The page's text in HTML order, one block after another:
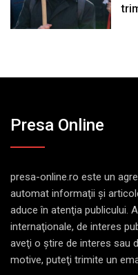
Presa Online
presa-online.ro este un
automat informaţii şi
aduce în atenţia publicului.
internaţionale, de interes
aveţi o ştire de interes sau
motive, puteţi trimite un